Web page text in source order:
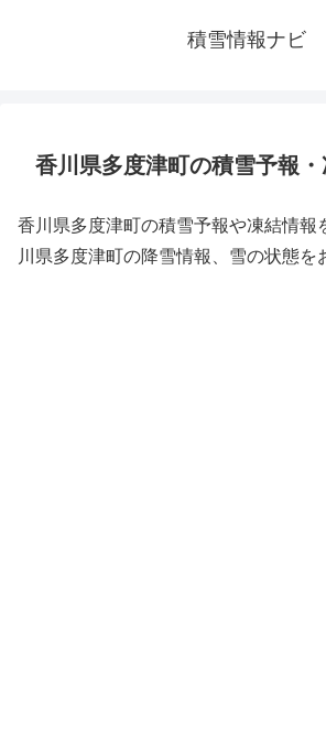
積雪情報ナビ
香川県多度津町の積雪予報
香川県多度津町の積雪予報や凍結情報
川県多度津町の降雪情報、雪の状態を